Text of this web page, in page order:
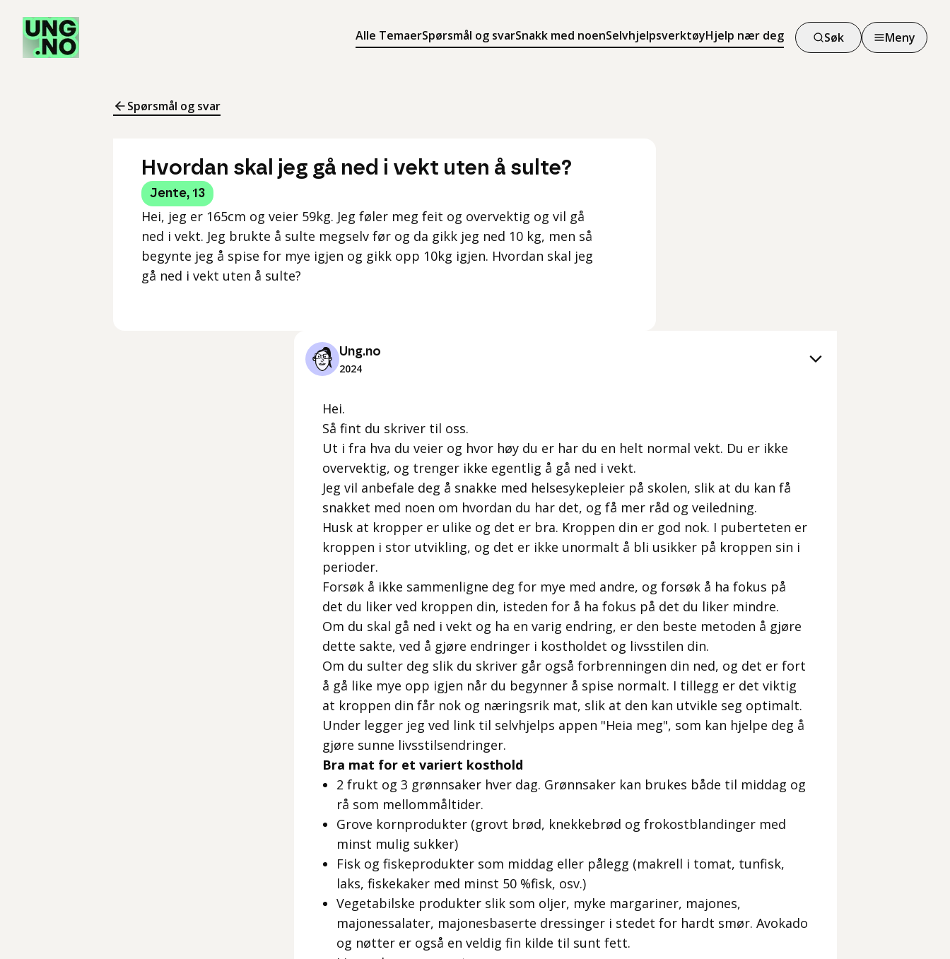
Alle TemaerSpørsmål og svarSnakk med noenSelvhjelpsverktøyHjelp nær deg
Søk
Søk
Meny
Meny
Spørsmål og svar
Hvordan skal jeg gå ned i vekt uten å sulte?
Jente, 13
Hei, jeg er 165cm og veier 59kg. Jeg føler meg feit og overvektig og vil gå
ned i vekt. Jeg brukte å sulte megselv før og da gikk jeg ned 10 kg, men så
begynte jeg å spise for mye igjen og gikk opp 10kg igjen. Hvordan skal jeg
gå ned i vekt uten å sulte?
Ung.no
2024
Hei.
Så fint du skriver til oss.
Ut i fra hva du veier og hvor høy du er har du en helt normal vekt. Du er ikke
overvektig, og trenger ikke egentlig å gå ned i vekt.
Jeg vil anbefale deg å snakke med helsesykepleier på skolen, slik at du kan få
snakket med noen om hvordan du har det, og få mer råd og veiledning.
Husk at kropper er ulike og det er bra. Kroppen din er god nok. I puberteten er
kroppen i stor utvikling, og det er ikke unormalt å bli usikker på kroppen sin i
perioder.
Forsøk å ikke sammenligne deg for mye med andre, og forsøk å ha fokus på
det du liker ved kroppen din, isteden for å ha fokus på det du liker mindre.
Om du skal gå ned i vekt og ha en varig endring, er den beste metoden å gjøre
dette sakte, ved å gjøre endringer i kostholdet og livsstilen din.
Om du sulter deg slik du skriver går også forbrenningen din ned, og det er fort
å gå like mye opp igjen når du begynner å spise normalt. I tillegg er det viktig
at kroppen din får nok og næringsrik mat, slik at den kan utvikle seg optimalt.
Under legger jeg ved link til selvhjelps appen "Heia meg", som kan hjelpe deg å
gjøre sunne livsstilsendringer.
Bra mat for et variert kosthold
2 frukt og 3 grønnsaker hver dag. Grønnsaker kan brukes både til middag og
rå som mellommåltider.
Grove kornprodukter (grovt brød, knekkebrød og frokostblandinger med
minst mulig sukker)
Fisk og fiskeprodukter som middag eller pålegg (makrell i tomat, tunfisk,
laks, fiskekaker med minst 50 %fisk, osv.)
Vegetabilske produkter slik som oljer, myke margariner, majones,
majonessalater, majonesbaserte dressinger i stedet for hardt smør. Avokado
og nøtter er også en veldig fin kilde til sunt fett.